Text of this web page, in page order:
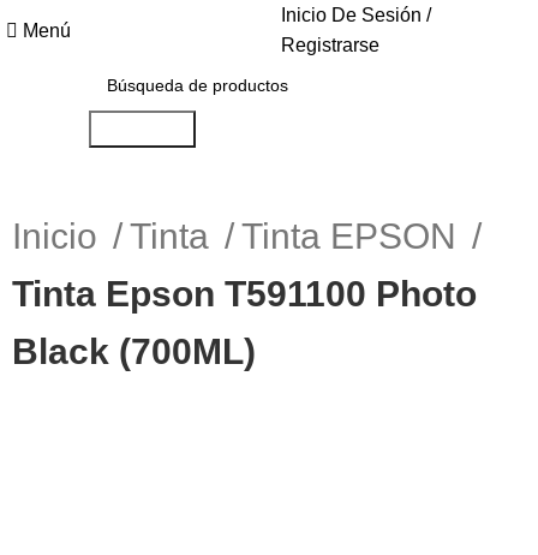
Menú
Inicio De Sesión /
Registrarse
Inicio Tinta
Tinta EPSON
Tinta Epson T591100 Photo
Black (700ML)